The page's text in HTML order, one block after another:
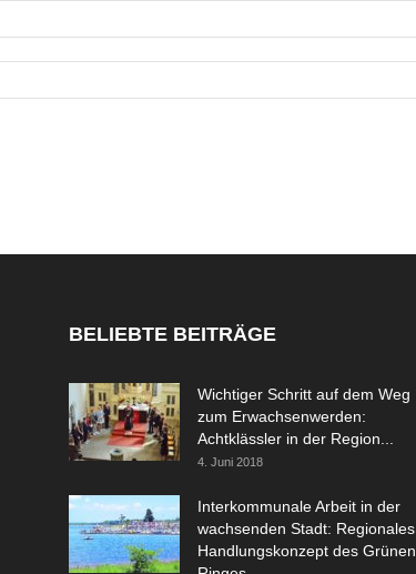
BELIEBTE BEITRÄGE
Wichtiger Schritt auf dem Weg
zum Erwachsenwerden:
Achtklässler in der Region...
4. Juni 2018
Interkommunale Arbeit in der
wachsenden Stadt: Regionales
Handlungskonzept des Grünen